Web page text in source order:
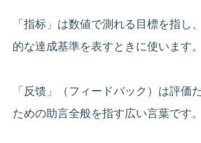
「指标」は数値で測れる目標を指し
的な達成基準を表すときに使います。
「反馈」（フィードバック）は評価
ための助言全般を指す広い言葉です。